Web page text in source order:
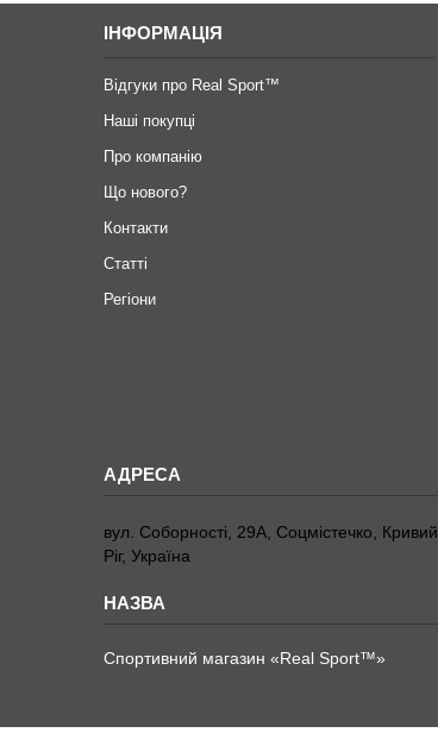
ІНФОРМАЦІЯ
Відгуки про Real Sport™
Наші покупці
Про компанію
Що нового?
Контакти
Статті
Регіони
вул. Соборності, 29А, Соцмістечко, Кривий
Ріг, Україна
Спортивний магазин «Real Sport™»